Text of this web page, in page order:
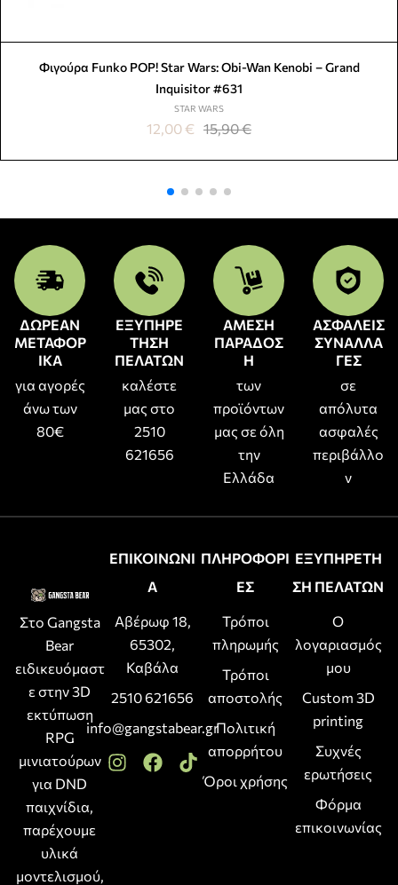
Φιγούρα Funko POP! Star Wars: Obi-Wan Kenobi – Grand
Inquisitor #631
STAR WARS
15,90€
12,00€
ΔΩΡΕΑΝ
ΜΕΤΑΦΟΡ
ΙΚΑ
για αγορές
άνω των
80€
ΕΞΥΠΗΡΕ
ΤΗΣΗ
ΠΕΛΑΤΩΝ
καλέστε
μας στο
2510
621656
ΑΜΕΣΗ
ΠΑΡΑΔΟΣ
Η
των
προϊόντων
μας σε όλη
την
Ελλάδα
ΑΣΦΑΛΕΙΣ
ΣΥΝΑΛΛΑ
ΓΕΣ
σε
απόλυτα
ασφαλές
περιβάλλο
ν
Στο Gangsta
Bear
ειδικευόμαστ
ε στην 3D
εκτύπωση
RPG
μινιατούρων
για DND
παιχνίδια,
παρέχουμε
υλικά
μοντελισμού,
ΕΠΙΚΟΙΝΩΝΙ
Α
Αβέρωφ 18,
65302,
Καβάλα
2510 621656
info@gangstabear.gr
ΠΛΗΡΟΦΟΡΙ
ΕΣ
Τρόποι
πληρωμής
Τρόποι
αποστολής
Πολιτική
απορρήτου
Όροι χρήσης
ΕΞΥΠΗΡΕΤΗ
ΣΗ ΠΕΛΑΤΩΝ
Ο
λογαριασμός
μου
Custom 3D
printing
Συχνές
ερωτήσεις
Φόρμα
επικοινωνίας